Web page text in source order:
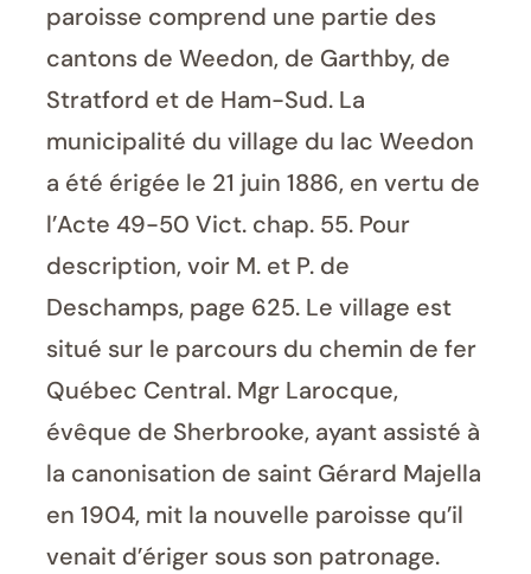
paroisse comprend une partie des
cantons de Weedon, de Garthby, de
Stratford et de Ham-Sud. La
municipalité du village du lac Weedon
a été érigée le 21 juin 1886, en vertu de
l’Acte 49-50 Vict. chap. 55. Pour
description, voir M. et P. de
Deschamps, page 625. Le village est
situé sur le parcours du chemin de fer
Québec Central. Mgr Larocque,
évêque de Sherbrooke, ayant assisté à
la canonisation de saint Gérard Majella
en 1904, mit la nouvelle paroisse qu’il
venait d’ériger sous son patronage.